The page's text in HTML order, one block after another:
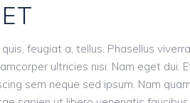
feugiat a, tellus. Phasellus
ultricies nisi. Nam eget
sem neque sed ipsum. Nam